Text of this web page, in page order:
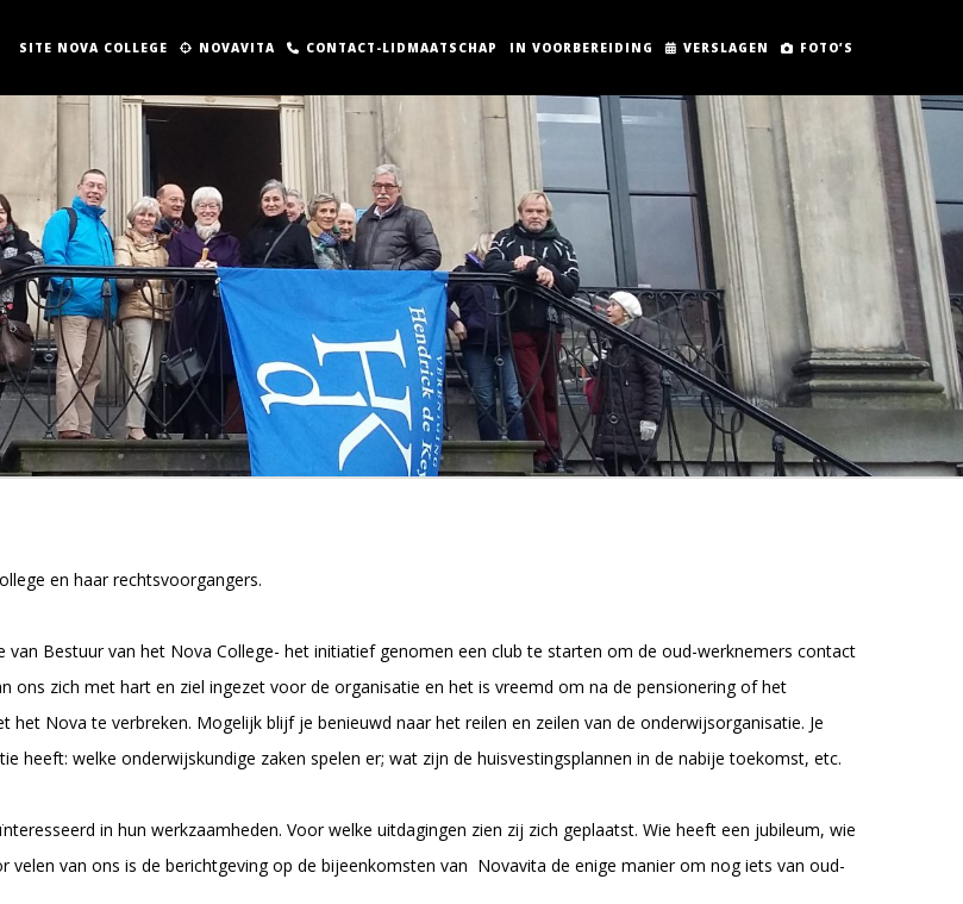
SITE NOVA COLLEGE NOVAVITA CONTACT-LIDMAATSCHAP IN VOORBEREIDING VERSLAGEN FOTO’S
en haar rechtsvoorgangers.
Bestuur van het Nova College- het initiatief genomen een club te starten om de oud-werknemers contact
ons zich met hart en ziel ingezet voor de organisatie en het is vreemd om na de pensionering of het
Nova te verbreken. Mogelijk blijf je benieuwd naar het reilen en zeilen van de onderwijsorganisatie. Je
heeft: welke onderwijskundige zaken spelen er; wat zijn de huisvestingsplannen in de nabije toekomst, etc.
in hun werkzaamheden. Voor welke uitdagingen zien zij zich geplaatst. Wie heeft een jubileum, wie
velen van ons is de berichtgeving op de bijeenkomsten van Novavita de enige manier om nog iets van oud-